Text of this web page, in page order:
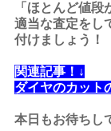
「ほとんど値段
適当な査定をし
付けましょう！
関連記事！↓
ダイヤのカット
本日もお待ちし